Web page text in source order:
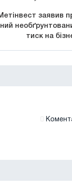
заявив
тиск на